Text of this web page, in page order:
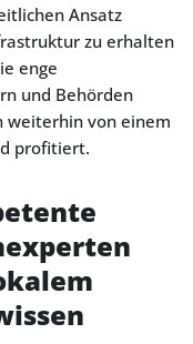
Ansatz
zu erhalten
enge
und Behörden
weiterhin von einem
profitiert.